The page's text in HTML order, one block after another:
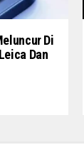
Di
Dan